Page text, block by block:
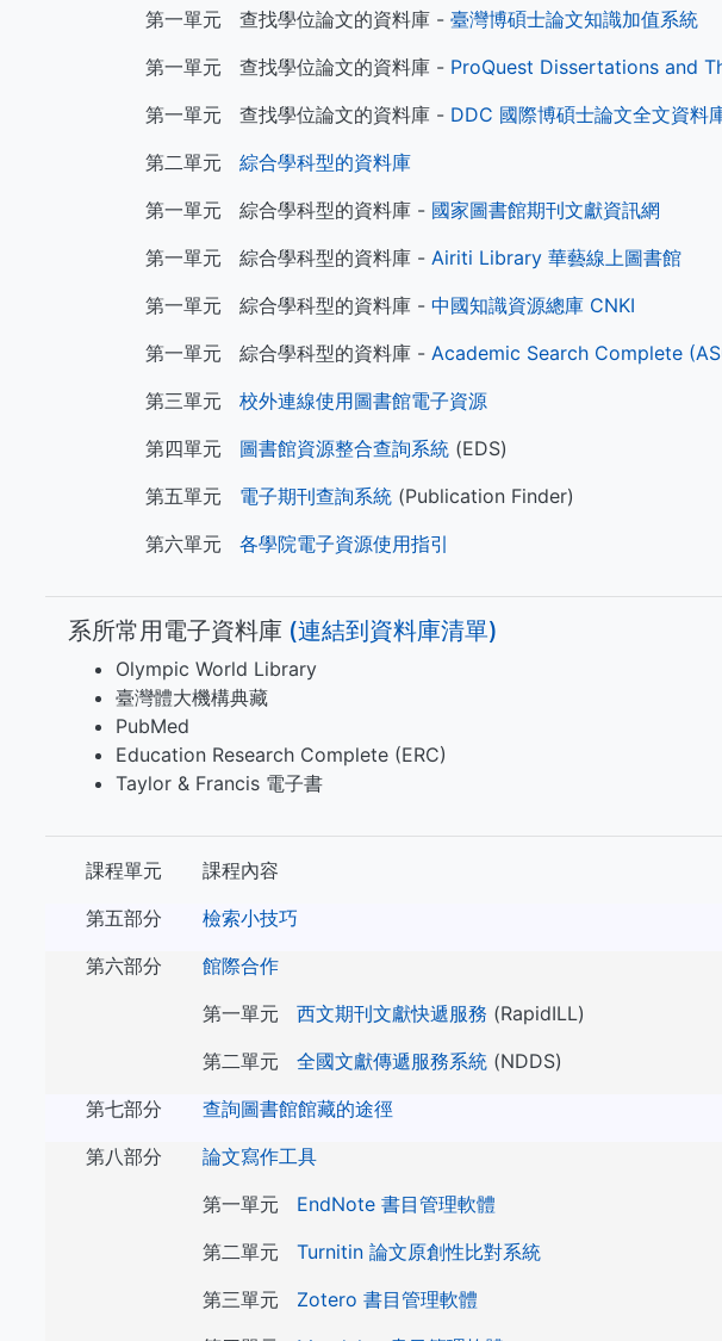
第一單元 查找學位論文的資料庫 -臺灣博碩士論文知識加值系統
第一單元 查找學位論文的資料庫 - ProQuest Dissertations and
第一單元 查找學位論文的資料庫 - DDC 國際博碩士論文全文資料
第二單元綜合學科型的資料庫
第一單元 綜合學科型的資料庫 - 國家圖書館期刊文獻資訊網
第一單元 綜合學科型的資料庫 -Airiti Library 華藝線上圖書館
第一單元 綜合學科型的資料庫 -中國知識資源總庫 CNKI
第一單元 綜合學科型的資料庫 -Academic Search Complete
第三單元校外連線使用圖書館電子資源
第四單元 圖書館資源整合查詢系統 (EDS)
第五單元 電子期刊查詢系統 (Publication Finder)
第六單元各學院電子資源使用指引
系所常用電子資料庫 (​​​連結到資料庫清單)
Olympic World Library
臺灣體大機構典藏
PubMed
Education Research Complete (ERC)
Taylor & Francis 電子書
課程單元 課程內容
第五部分
檢索小技巧
第六部分
館際合作
第一單元西文期刊文獻快遞服務 (RapidILL)
第二單元全國文獻傳遞服務系統 (NDDS)
第七部分
查詢圖書館館藏的途徑
第八部分
論文寫作工具
第一單元 EndNote 書目管理軟體
第二單元Turnitin 論文原創性比對系統
第三單元 Zotero 書目管理軟體